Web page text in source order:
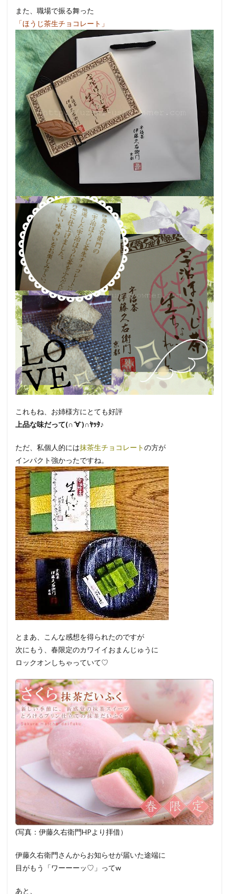
また、職場で振る舞った
「ほうじ茶生チョコレート」
これもね、お姉様方にとても好評
上品な味だって(∩´∀`)∩ﾔｯﾀ♪
ただ、私個人的には抹茶生チョコレートの方が
インパクト強かったですね。
とまあ、こんな感想を得られたのですが
次にもう、春限定のカワイイおまんじゅうに
ロックオンしちゃっていて♡
(写真：伊藤久右衛門HPより拝借）
伊藤久右衛門さんからお知らせが届いた途端に
目がもう「ワーーーッ♡」ってw
あと、